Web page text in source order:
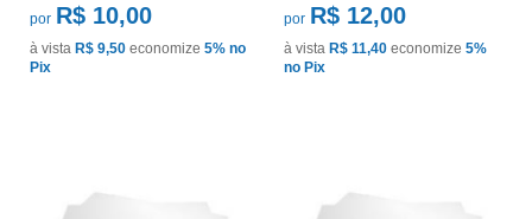
por R$ 10,00
à vista R$ 9,50 economize 5% no
Pix
por R$ 12,00
à vista R$ 11,40 economize 5%
no Pix